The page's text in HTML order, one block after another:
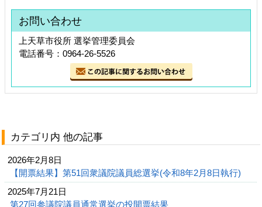
お問い合わせ
上天草市役所 選挙管理委員会
電話番号：0964-26-5526
カテゴリ内 他の記事
2026年2月8日
【開票結果】第51回衆議院議員総選挙(令和8年2月8日執行)
2025年7月21日
第27回参議院議員通常選挙の投開票結果